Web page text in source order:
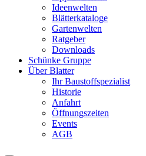
Ideenwelten
Blätterkataloge
Gartenwelten
Ratgeber
Downloads
Schünke Gruppe
Über Blatter
Ihr Baustoffspezialist
Historie
Anfahrt
Öffnungszeiten
Events
AGB